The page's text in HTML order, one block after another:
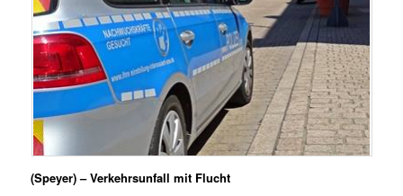
(Speyer) – Verkehrsunfall mit Flucht